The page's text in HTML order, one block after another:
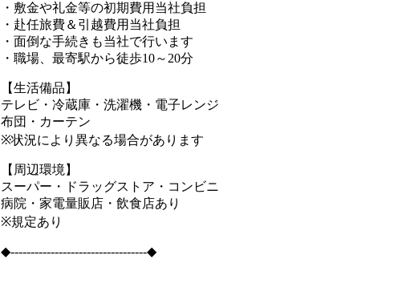
・敷金や礼金等の初期費用当社負担
・赴任旅費＆引越費用当社負担
・面倒な手続きも当社で行います
・職場、最寄駅から徒歩10～20分
【生活備品】
テレビ・冷蔵庫・洗濯機・電子レンジ
布団・カーテン
※状況により異なる場合があります
【周辺環境】
スーパー・ドラッグストア・コンビニ
病院・家電量販店・飲食店あり
※規定あり
◆----------------------------------◆